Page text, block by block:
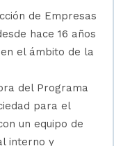
de Empresas
hace 16 años
el ámbito de la
del Programa
para el
un equipo de
interno y